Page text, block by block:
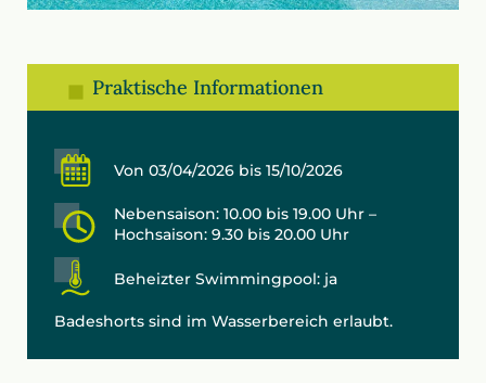
Praktische Informationen
Von 03/04/2026 bis 15/10/2026
Nebensaison: 10.00 bis 19.00 Uhr –
Hochsaison: 9.30 bis 20.00 Uhr
Beheizter Swimmingpool: ja
Badeshorts sind im Wasserbereich erlaubt.